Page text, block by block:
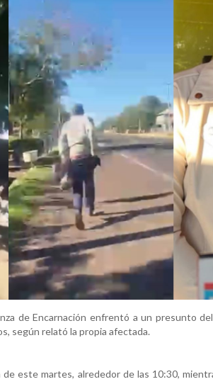
de Encarnación enfrentó a un presunto
según relató la propia afectada.
este martes, alrededor de las 10:30,